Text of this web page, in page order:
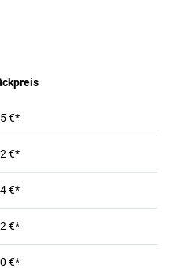
€*
€*
€*
€*
€*